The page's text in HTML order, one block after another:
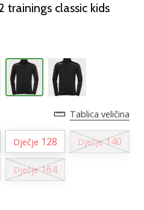
trainings classic kids
Tablica veličina
Dječje 128 Dječje 140
Dječje 164